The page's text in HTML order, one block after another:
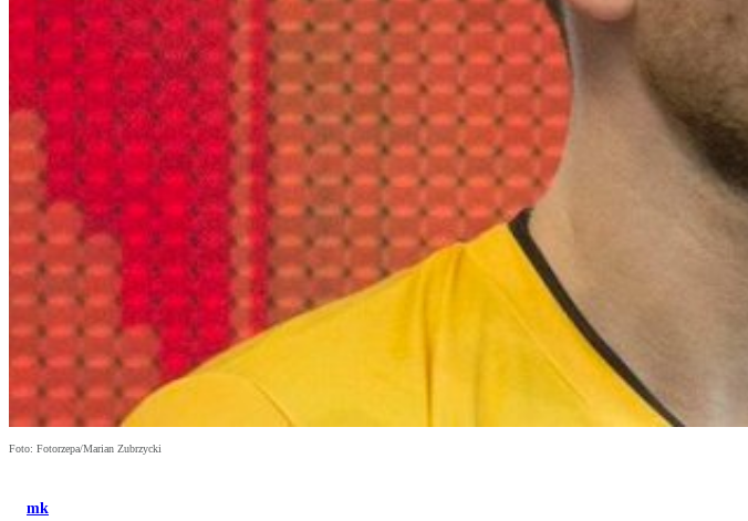
Foto: Fotorzepa/Marian Zubrzycki
mk